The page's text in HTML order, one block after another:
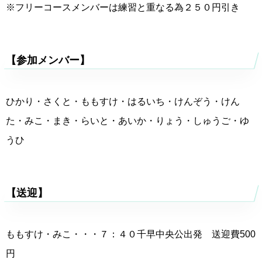
※フリーコースメンバーは練習と重なる為２５０円引き
【参加メンバー】
ひかり・さくと・ももすけ・はるいち・けんぞう・けん
た・みこ・まき・らいと・あいか・りょう・しゅうご・ゆ
うひ
【送迎】
ももすけ・みこ・・・７：４０千早中央公出発 送迎費500
円